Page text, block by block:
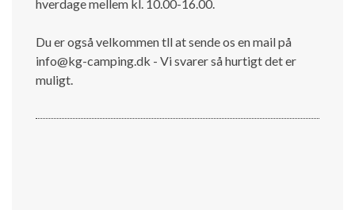
hverdage mellem kl. 10.00-16.00.
Du er også velkommen tll at sende os en mail på
info@kg-camping.dk - Vi svarer så hurtigt det er
muligt.